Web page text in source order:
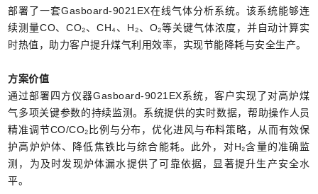
部署了一套Gasboard-9021EX在线气体分析系统。该系统能够连
续测量CO、CO₂、CH₄、H₂、O₂等关键气体浓度，并自动计算实
时热值，助力客户提升煤气利用效率，实现节能降耗与安全生产。
方案价值
通过部署四方仪器Gasboard-9021EX系统，客户实现了对高炉煤
气多项关键参数的持续监测。系统提供的实时数据，帮助操作人员
精准调节CO/CO₂比例与分布，优化进风与布料策略，从而有效保
护高炉炉体、降低焦铁比与综合能耗。此外，对H₂含量的准确监
测，为及时发现炉体漏水提供了可靠依据，显著提升生产安全水
平。